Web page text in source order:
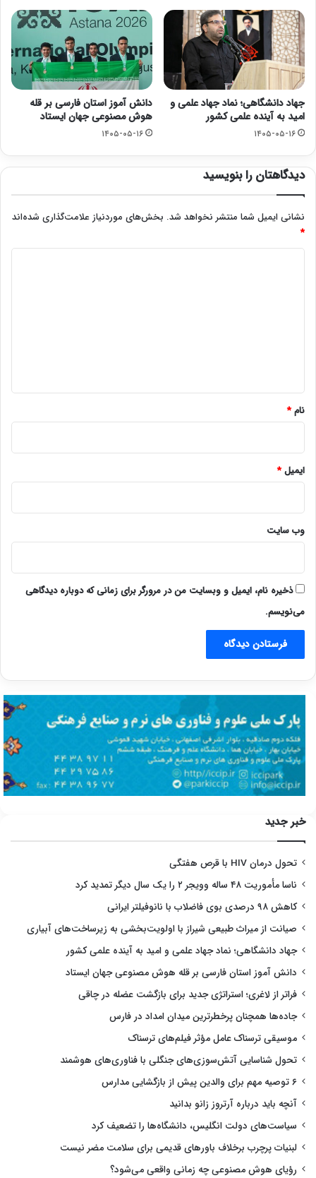
جهاد دانشگاهی؛ نماد جهاد علمی و
امید به آینده علمی کشور
۱۴۰۵-۰۵-۱۶
دانش آموز استان فارسی بر قله
هوش مصنوعی جهان ایستاد
۱۴۰۵-۰۵-۱۶
دیدگاهتان را بنویسید
نشانی ایمیل شما منتشر نخواهد شد. بخش‌های موردنیاز علامت‌گذاری شده‌اند
*
نام*
ایمیل*
وب‌ سایت
ذخیره نام، ایمیل و وبسایت من در مرورگر برای زمانی که دوباره دیدگاهی
می‌نویسم.
خبر جدید
تحول درمان HIV با قرص هفتگی
ناسا مأموریت ۴۸ ساله وویجر ۲ را یک سال دیگر تمدید کرد
کاهش ۹۸ درصدی بوی فاضلاب با نانوفیلتر ایرانی
صیانت از میراث طبیعی شیراز با اولویت‌بخشی به زیرساخت‌های آبیاری
جهاد دانشگاهی؛ نماد جهاد علمی و امید به آینده علمی کشور
دانش آموز استان فارسی بر قله هوش مصنوعی جهان ایستاد
فراتر از لاغری؛ استراتژی جدید برای بازگشت عضله در چاقی
جاده‌ها همچنان پرخطرترین میدان امداد در فارس
موسیقی ترسناک عامل مؤثر فیلم‌های ترسناک
تحول شناسایی آتش‌سوزی‌های جنگلی با فناوری‌های هوشمند
۶ توصیه مهم برای والدین پیش از بازگشایی مدارس
آنچه باید درباره آرتروز زانو بدانید
سیاست‌های دولت انگلیس، دانشگاه‌ها را تضعیف کرد
لبنیات پرچرب برخلاف باورهای قدیمی برای سلامت مضر نیست
رؤیای هوش مصنوعی چه زمانی واقعی می‌شود؟